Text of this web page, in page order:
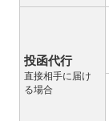
投函代行
直接相手に届け
る場合